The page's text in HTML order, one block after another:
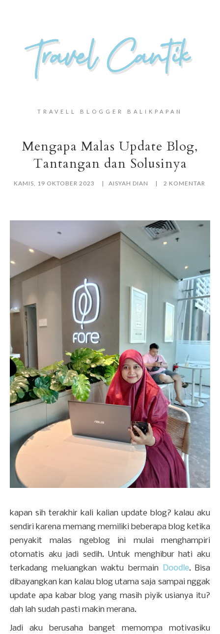
TRAVELL BLOGGER BALIKPAPAN
Mengapa Malas Update Blog,
Tantangan dan Solusinya
KAMIS, 19 OKTOBER 2023 AISYAH DIAN 2 KOMENTAR
kapan sih terakhir kali kalian update blog? kalau aku
sendiri karena memang memiliki beberapa blog ketika
penyakit malas ngeblog ini mulai menghampiri
otomatis aku jadi sedih. Untuk menghibur hati aku
terkadang meluangkan waktu bermain Doodle. Bisa
dibayangkan kan kalau blog utama saja sampai nggak
update apa kabar blog yang masih piyik usianya itu?
dah lah sudah pasti makin merana.
Jadi aku berusaha banget memompa motivasiku